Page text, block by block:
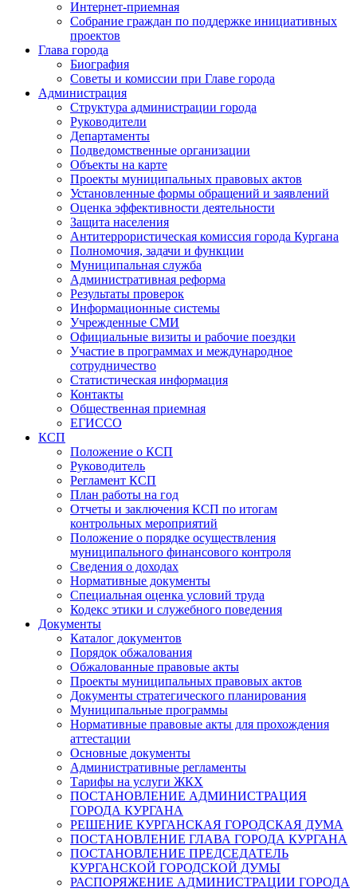
Интернет-приемная
Собрание граждан по поддержке инициативных
проектов
Глава города
Биография
Советы и комиссии при Главе города
Администрация
Структура администрации города
Руководители
Департаменты
Подведомственные организации
Объекты на карте
Проекты муниципальных правовых актов
Установленные формы обращений и заявлений
Оценка эффективности деятельности
Защита населения
Антитеррористическая комиссия города Кургана
Полномочия, задачи и функции
Муниципальная служба
Административная реформа
Результаты проверок
Информационные системы
Учрежденные СМИ
Официальные визиты и рабочие поездки
Участие в программах и международное
сотрудничество
Статистическая информация
Контакты
Общественная приемная
ЕГИССО
КСП
Положение о КСП
Руководитель
Регламент КСП
План работы на год
Отчеты и заключения КСП по итогам
контрольных мероприятий
Положение о порядке осуществления
муниципального финансового контроля
Сведения о доходах
Нормативные документы
Специальная оценка условий труда
Кодекс этики и служебного поведения
Документы
Каталог документов
Порядок обжалования
Обжалованные правовые акты
Проекты муниципальных правовых актов
Документы стратегического планирования
Муниципальные программы
Нормативные правовые акты для прохождения
аттестации
Основные документы
Административные регламенты
Тарифы на услуги ЖКХ
ПОСТАНОВЛЕНИЕ АДМИНИСТРАЦИЯ
ГОРОДА КУРГАНА
РЕШЕНИЕ КУРГАНСКАЯ ГОРОДСКАЯ ДУМА
ПОСТАНОВЛЕНИЕ ГЛАВА ГОРОДА КУРГАНА
ПОСТАНОВЛЕНИЕ ПРЕДСЕДАТЕЛЬ
КУРГАНСКОЙ ГОРОДСКОЙ ДУМЫ
РАСПОРЯЖЕНИЕ АДМИНИСТРАЦИИ ГОРОДА